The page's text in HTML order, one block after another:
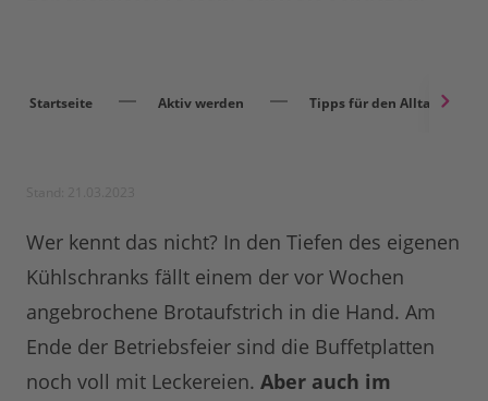
Startseite Aktiv werden Tipps für den Alltag
Wer kennt das nicht? In den Tiefen des eigenen
Kühlschranks fällt einem der vor Wochen
angebrochene Brotaufstrich in die Hand. Am
Ende der Betriebsfeier sind die Buffetplatten
noch voll mit Leckereien. Aber auch im